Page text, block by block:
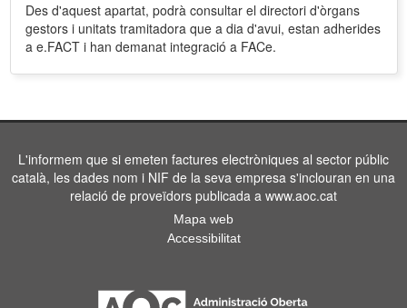
Des d'aquest apartat, podrà consultar el directori d'òrgans
gestors i unitats tramitadora que a dia d'avui, estan adherides
a e.FACT i han demanat integració a FACe.
L'informem que si emeten factures electròniques al sector públic
català, les dades nom i NIF de la seva empresa s'inclouran en una
relació de proveïdors publicada a www.aoc.cat
Mapa web
Accessibilitat